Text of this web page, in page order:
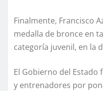
Finalmente, Francisco
medalla de bronce en
categoría juvenil, en la
El Gobierno del Estado
y entrenadores por